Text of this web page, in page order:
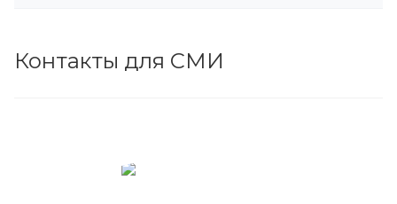
Контакты для СМИ